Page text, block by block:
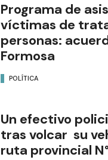
Programa de
víctimas de
personas:
Formosa
POLÍTICA
Un efectivo
tras volcar su
ruta provincial